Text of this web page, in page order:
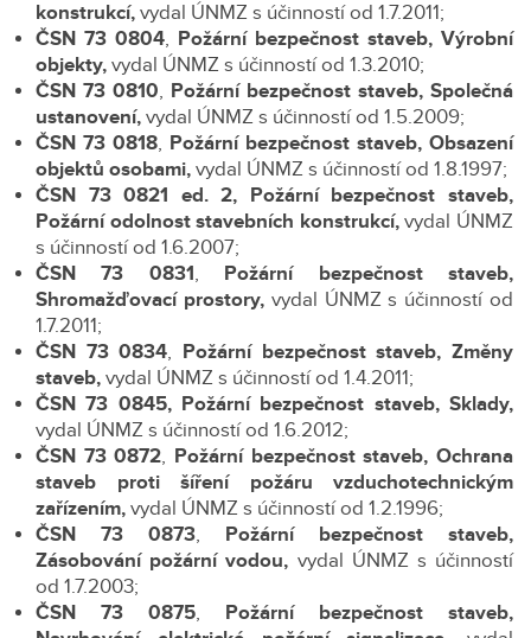
konstrukcí, vydal ÚNMZ s účinností od 1.7.2011;
ČSN 73 0804, Požární bezpečnost staveb, Výrobní
objekty, vydal ÚNMZ s účinností od 1.3.2010;
ČSN 73 0810, Požární bezpečnost staveb, Společná
ustanovení, vydal ÚNMZ s účinností od 1.5.2009;
ČSN 73 0818, Požární bezpečnost staveb, Obsazení
objektů osobami, vydal ÚNMZ s účinností od 1.8.1997;
ČSN 73 0821 ed. 2, Požární bezpečnost staveb,
Požární odolnost stavebních konstrukcí,vydal ÚNMZ
s účinností od 1.6.2007;
ČSN 73 0831, Požární bezpečnost staveb,
Shromažďovací prostory, vydal ÚNMZ s účinností od
1.7.2011;
ČSN 73 0834, Požární bezpečnost staveb, Změny
staveb, vydal ÚNMZ s účinností od 1.4.2011;
ČSN 73 0845, Požární bezpečnost staveb, Sklady,
vydal ÚNMZ s účinností od 1.6.2012;
ČSN 73 0872, Požární bezpečnost staveb, Ochrana
staveb proti šíření požáru vzduchotechnickým
zařízením, vydal ÚNMZ s účinností od 1.2.1996;
ČSN 73 0873, Požární bezpečnost staveb,
Zásobování požární vodou, vydal ÚNMZ s účinností
od 1.7.2003;
ČSN 73 0875, Požární bezpečnost staveb,